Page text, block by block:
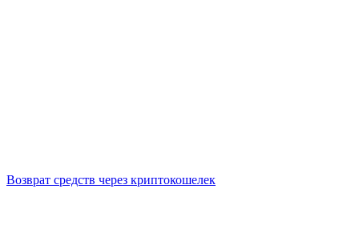
Возврат средств через криптокошелек